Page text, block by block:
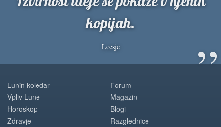
kopijah.
Loesje ”
Lunin koledar
Vpliv Lune
Horoskop
Zdravje
Forum
Magazin
Blogi
Razglednice